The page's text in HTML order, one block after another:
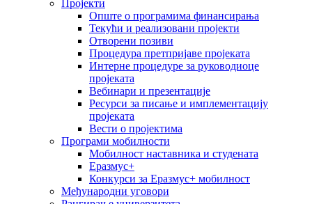
Пројекти
Опште о програмима финансирања
Текући и реализовани пројекти
Отворени позиви
Процедура претпријаве пројеката
Интерне процедуре за руководиоце
пројеката
Вебинари и презентације
Ресурси за писање и имплементацију
пројеката
Вести о пројектима
Програми мобилности
Мобилност наставника и студената
Еразмус+
Конкурси за Еразмус+ мобилност
Међународни уговори